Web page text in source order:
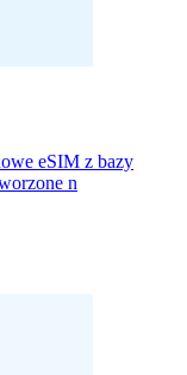
eSIM z bazy
n